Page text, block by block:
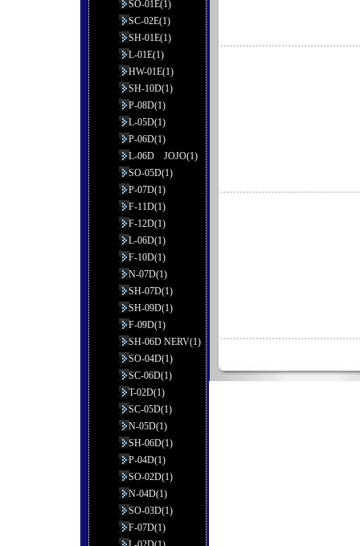
SO-01E(1)
SC-02E(1)
SH-01E(1)
L-01E(1)
HW-01E(1)
SH-10D(1)
P-08D(1)
L-05D(1)
P-06D(1)
L-06D JOJO(1)
SO-05D(1)
P-07D(1)
F-11D(1)
F-12D(1)
L-06D(1)
F-10D(1)
N-07D(1)
SH-07D(1)
SH-09D(1)
F-09D(1)
SH-06D NERV(1)
SO-04D(1)
SC-06D(1)
T-02D(1)
SC-05D(1)
N-05D(1)
SH-06D(1)
P-04D(1)
SO-02D(1)
N-04D(1)
SO-03D(1)
F-07D(1)